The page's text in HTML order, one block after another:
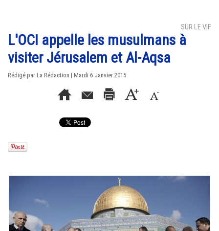
SUR LE VIF
L'OCI appelle les musulmans à
visiter Jérusalem et Al-Aqsa
Rédigé par La Rédaction | Mardi 6 Janvier 2015